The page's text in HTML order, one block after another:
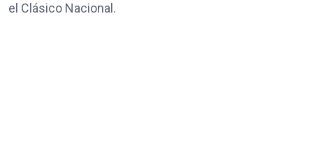
el Clásico Nacional.